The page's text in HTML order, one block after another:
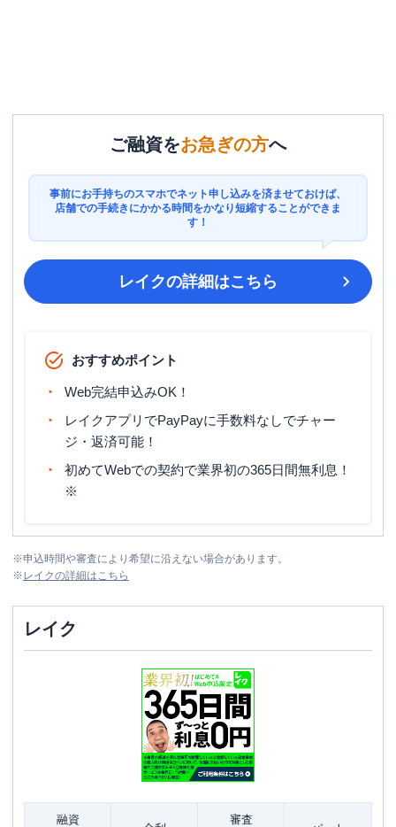
ご融資をお急ぎの方へ
事前にお手持ちのスマホでネット申し込みを済ませておけば、
店舗での手続きにかかる時間をかなり短縮することができま
す！
レイクの詳細はこちら
おすすめポイント
Web完結申込みOK！
レイクアプリでPayPayに手数料なしでチャー
ジ・返済可能！
初めてWebでの契約で業界初の365日間無利息！
※
※申込時間や審査により希望に沿えない場合があります。
※ レイクの詳細はこちら
レイク
融資 審査